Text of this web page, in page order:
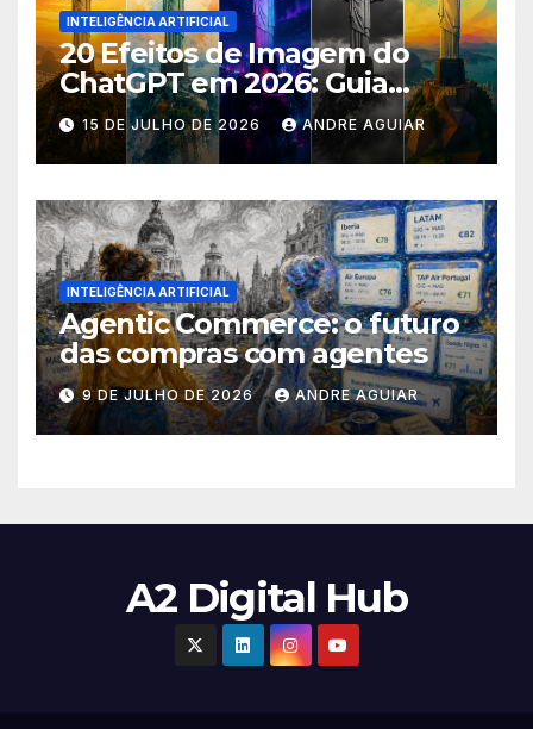
INTELIGÊNCIA ARTIFICIAL
20 Efeitos de Imagem do
ChatGPT em 2026: Guia
Completo com Prompts para
Transformar suas Fotos
15 DE JULHO DE 2026 ANDRE AGUIAR
INTELIGÊNCIA ARTIFICIAL
Agentic Commerce: o futuro
das compras com agentes
9 DE JULHO DE 2026 ANDRE AGUIAR
A2 Digital Hub